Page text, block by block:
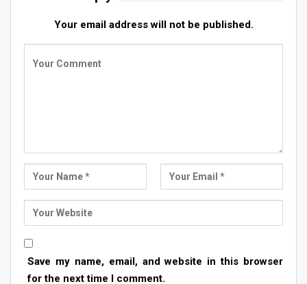
Your email address will not be published.
Save my name, email, and website in this browser
for the next time I comment.